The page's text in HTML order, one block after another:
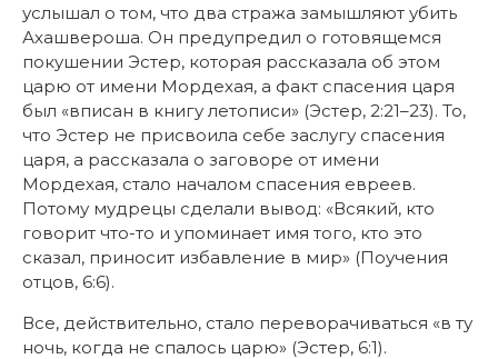
услышал о том, что два стража замышляют убить
Ахашвероша. Он предупредил о готовящемся
покушении Эстер, которая рассказала об этом
царю от имени Мордехая, а факт спасения царя
был «вписан в книгу летописи» (Эстер, 2:21–23). То,
что Эстер не присвоила себе заслугу спасения
царя, а рассказала о заговоре от имени
Мордехая, стало началом спасения евреев.
Потому мудрецы сделали вывод: «Всякий, кто
говорит что-то и упоминает имя того, кто это
сказал, приносит избавление в мир» (Поучения
отцов, 6:6).
Все, действительно, стало переворачиваться «в ту
ночь, когда не спалось царю» (Эстер, 6:1).